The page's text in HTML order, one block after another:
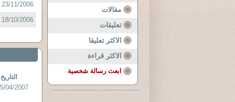
مقالات
تعليقات
الاكثر تعليقا
الاكثر قراءة
ابعث رسالة شخصية
23/11/2006 :
18/10/2006 :
التاريخ
04/2007 :